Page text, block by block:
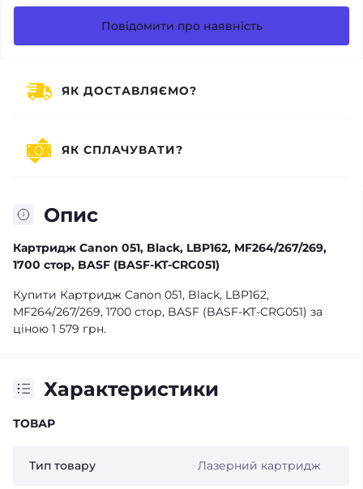
Повідомити про наявність
Опис
Картридж Canon 051, Black, LBP162, MF264/267/269,
1700 стор, BASF (BASF-KT-CRG051)
Купити Картридж Canon 051, Black, LBP162,
MF264/267/269, 1700 стор, BASF (BASF-KT-CRG051) за
ціною 1 579 грн.
Характеристики
ТОВАР
Тип товару Лазерний картридж
ЯК ДОСТАВЛЯЄМО?
ЯК СПЛАЧУВАТИ?